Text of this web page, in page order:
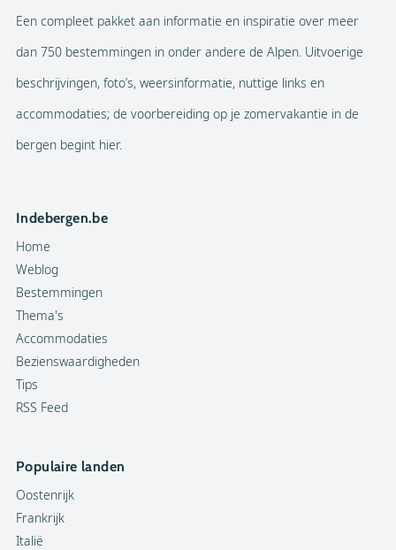
Een compleet pakket aan informatie en inspiratie over meer
dan 750 bestemmingen in onder andere de Alpen. Uitvoerige
beschrijvingen, foto’s, weersinformatie, nuttige links en
accommodaties; de voorbereiding op je zomervakantie in de
bergen begint hier.
Indebergen.be
Home
Weblog
Bestemmingen
Thema's
Accommodaties
Bezienswaardigheden
Tips
RSS Feed
Populaire landen
Oostenrijk
Frankrijk
Italië